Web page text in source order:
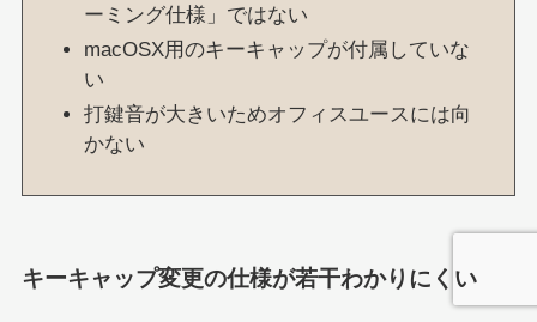
ーミング仕様」ではない
macOSX用のキーキャップが付属していな
い
打鍵音が大きいためオフィスユースには向
かない
キーキャップ変更の仕様が若干わかりにくい